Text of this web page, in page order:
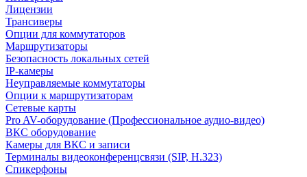
Лицензии
Трансиверы
Опции для коммутаторов
Маршрутизаторы
Безопасность локальных сетей
IP-камеры
Неуправляемые коммутаторы
Опции к маршрутизаторам
Сетевые карты
Pro AV-оборудование (Профессиональное аудио-видео)
ВКС оборудование
Камеры для ВКС и записи
Терминалы видеоконференцсвязи (SIP, H.323)
Спикерфоны